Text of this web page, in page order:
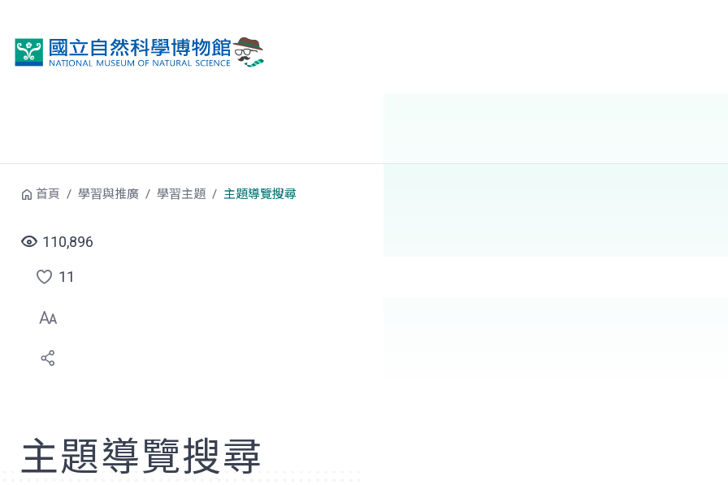
首頁 學習與推廣 學習主題 主題導覽搜尋
110,896
點
選
喜
11
主題導覽搜尋